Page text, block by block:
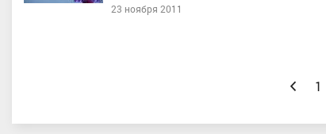
23 ноября 2011
Назад
1